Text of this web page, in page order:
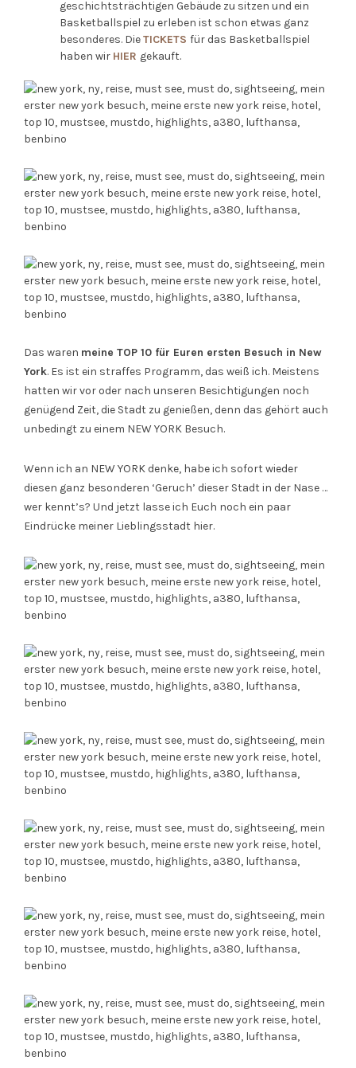
geschichtsträchtigen Gebäude zu sitzen und ein
Basketballspiel zu erleben ist schon etwas ganz
besonderes. DieTICKETS für das Basketballspiel
haben wir HIER gekauft.
Das waren meine TOP 10 für Euren ersten Besuch in New
York. Es ist ein straffes Programm, das weiß ich. Meistens
hatten wir vor oder nach unseren Besichtigungen noch
genügend Zeit, die Stadt zu genießen, denn das gehört auch
unbedingt zu einem NEW YORK Besuch.
Wenn ich an NEW YORK denke, habe ich sofort wieder
diesen ganz besonderen ‘Geruch’ dieser Stadt in der Nase …
wer kennt’s? Und jetzt lasse ich Euch noch ein paar
Eindrücke meiner Lieblingsstadt hier.